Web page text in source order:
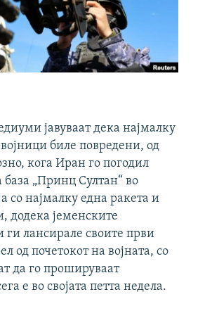
јавуваат дека најмалку
биле повредени, од
кога Иран го погодил
база „Принц Султан“ во
со најмалку една ракета и
додека јеменските
ги лансирале своите први
од почетокот на војната, со
да го прошируваат
е во својата петта недела.